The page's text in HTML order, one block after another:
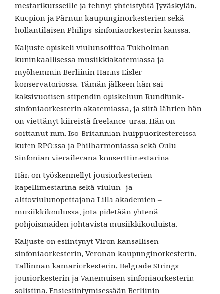
mestarikursseille ja tehnyt yhteistyötä Jyväskylän,
Kuopion ja Pärnun kaupunginorkesterien sekä
hollantilaisen Philips-sinfoniaorkesterin kanssa.
Kaljuste opiskeli viulunsoittoa Tukholman
kuninkaallisessa musiikkiakatemiassa ja
myöhemmin Berliinin Hanns Eisler –
konservatoriossa. Tämän jälkeen hän sai
kaksivuotisen stipendin opiskeluun Rundfunk-
sinfoniaorkesterin akatemiassa, ja siitä lähtien hän
on viettänyt kiireistä freelance-uraa. Hän on
soittanut mm. Iso-Britannian huippuorkestereissa
kuten RPO:ssa ja Philharmoniassa sekä Oulu
Sinfonian vierailevana konserttimestarina.
Hän on työskennellyt jousiorkesterien
kapellimestarina sekä viulun- ja
alttoviulunopettajana Lilla akademien –
musiikkikoulussa, jota pidetään yhtenä
pohjoismaiden johtavista musiikkikouluista.
Kaljuste on esiintynyt Viron kansallisen
sinfoniaorkesterin, Veronan kaupunginorkesterin,
Tallinnan kamariorkesterin, Belgrade Strings –
jousiorkesterin ja Vanemuisen sinfoniaorkesterin
solistina. Ensiesiintymisessään Berliinin